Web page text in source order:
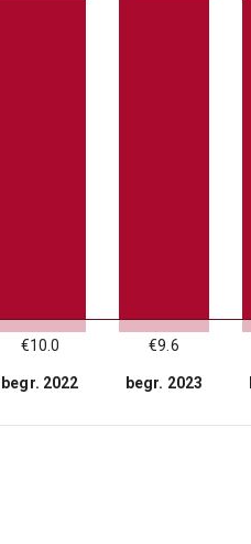
€10.0
begr. 2022
€9.6
begr. 2023